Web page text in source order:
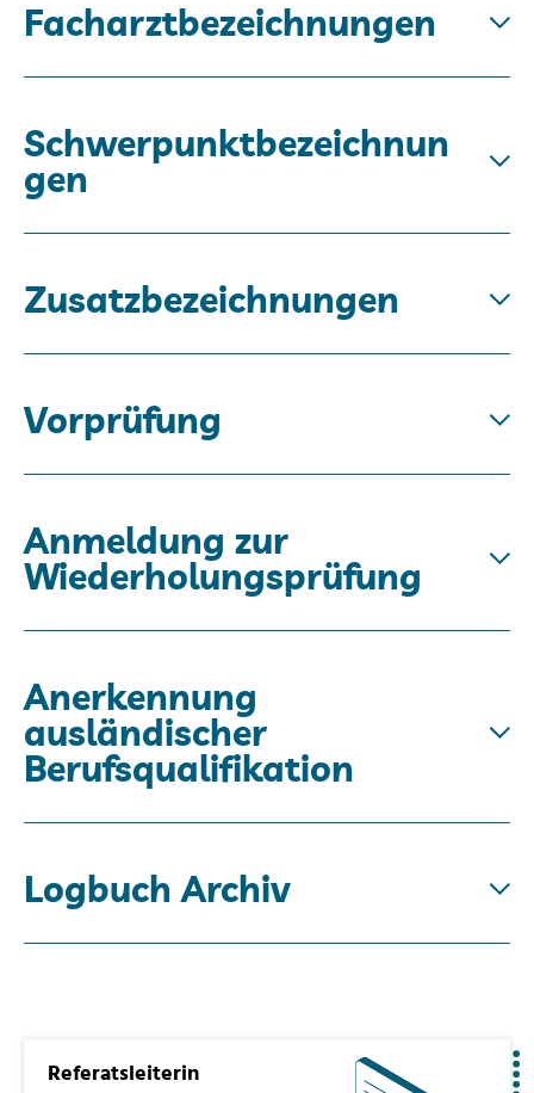
Facharztbezeichnungen
Schwerpunktbezeichnun
gen
Zusatzbezeichnungen
Vorprüfung
Anmeldung zur
Wiederholungsprüfung
Anerkennung
ausländischer
Berufsqualifikation
Logbuch Archiv
Referatsleiterin